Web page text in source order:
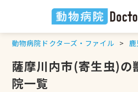
動物病院ドクターズ・ファイル
薩摩川内市(寄生虫)の
院一覧